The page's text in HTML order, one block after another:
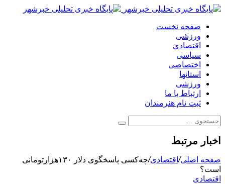
صفحه نخست
ورزشی
اقتصادی
سیاسی
اختصاصی
استانها
ورزشی
ارتباط با ما
ثبت نام هنرمندان
اخبار مرتبط
صفحه اصلی/اقتصادی/
چه‌کسی پاسخگوی دلار ۱۳۰هزارتومانی
است؟
اقتصادی